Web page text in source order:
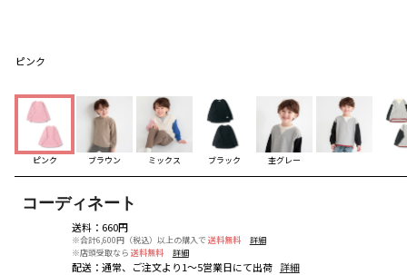
ピンク
ピンク ブラウン ミックス ブラック 杢グレー
コーディネート
送料： 660円
※合計6,600円（税込）以上の購入で 送料無料
詳細
※店頭受取なら 送料無料 詳細
配送： 通常、ご注文より1～5営業日にて出荷 詳細